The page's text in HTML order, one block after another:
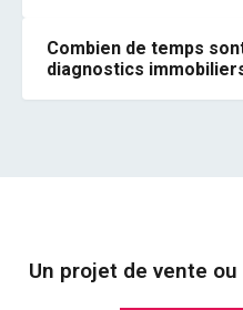
Combien de temps
diagnostics
Un projet de vente